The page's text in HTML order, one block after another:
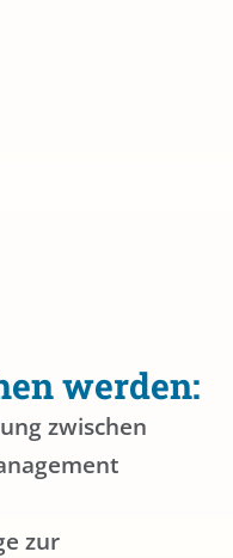
werden:
zwischen
zur